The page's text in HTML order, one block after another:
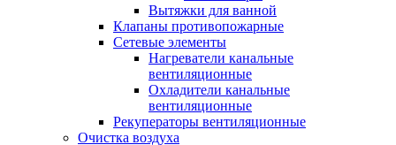
Вытяжки для ванной
Клапаны противопожарные
Сетевые элементы
Нагреватели канальные
вентиляционные
Охладители канальные
вентиляционные
Рекуператоры вентиляционные
Очистка воздуха